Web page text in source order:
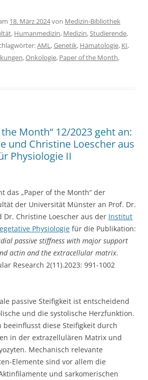
18. März 2024von Medizin-Bibliothek
, Humanmedizin, Medizin,Studierende,
AML,Genetik, Hämatologie, KI,
,Onkologie, Paper of the Month,
Month“ 12/2023 geht an:
und Christine Loescher aus
Physiologie II
das „Paper of the Month“ der
der Universität Münster an Prof. Dr.
Dr. Christine Loescher aus der Institut
Physiologie für die Publikation:
passive stiffness with major support
actin and the extracellular matrix.
Research 2(11).2023: 991-1002
passive Steifigkeit ist entscheidend
und die systolische Herzfunktion.
beeinflusst diese Steifigkeit durch
in der extrazellulären Matrix und
Mechanisch relevante
Elemente sind vor allem die
und sarkomerischen